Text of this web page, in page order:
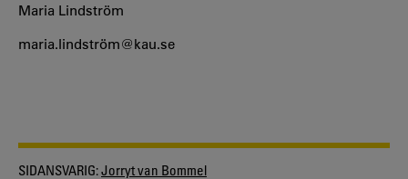
Maria Lindström
maria.lindström@kau.se
SIDANSVARIG:Jorryt van Bommel